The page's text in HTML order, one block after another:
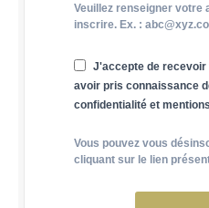
Veuillez renseigner votre
inscrire. Ex. :
J'accepte de
avoir pris connaissance
confidentialité et
Vous pouvez vous
cliquant sur le lien